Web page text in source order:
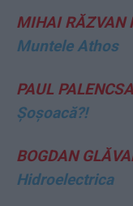
MIHAI RĂZVAN
Muntele Athos
PAUL
Șoșoacă?!
BOGDAN
Hidroelectrica